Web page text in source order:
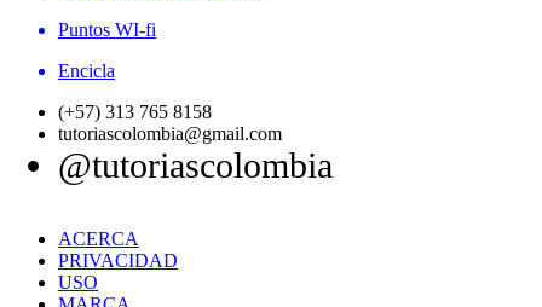
Puntos WI-fi
Encicla
(+57) 313 765 8158
tutoriascolombia@gmail.com
@tutoriascolombia
ACERCA
PRIVACIDAD
USO